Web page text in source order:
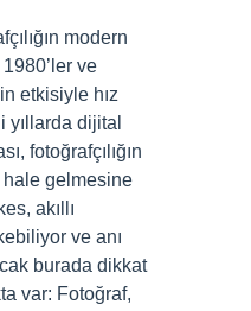
modern
ve
etkisiyle hız
yıllarda dijital
fotoğrafçılığın
gelmesine
akıllı
ve anı
burada dikkat
var: Fotoğraf,